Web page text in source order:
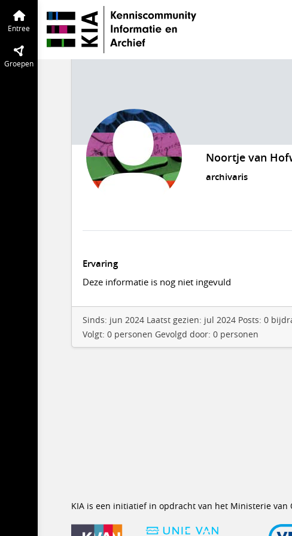
Entree
Groepen
Noortje van
archivaris
Ervaring
Deze informatie is nog niet ingevuld
Sinds: jun 2024 Laatst gezien: jul 2024 Posts: 0
Volgt: 0 personen Gevolgd door: 0 personen
KIA is een initiatief in opdracht van het Ministerie van